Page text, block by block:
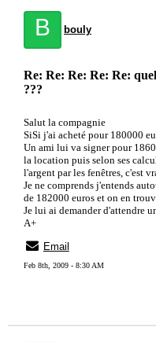
B bouly
Re: Re: Re: Re: Re:
???
Salut la compagnie
SiSi j'ai acheté pour 180000
Un ami lui va signer pour
la location puis selon ses
l'argent par les fenêtres, c'est
Je ne comprends j'entends
de 182000 euros et on en
Je lui ai demander d'attendre
A+
Email
Feb 8th, 2009 - 8:30 AM